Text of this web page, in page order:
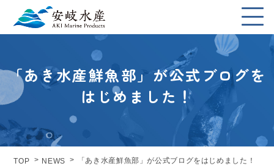
「あき水産鮮魚部」が公式ブログを
はじめました！
TOP NEWS 「あき水産鮮魚部」が公式ブログをはじめました！